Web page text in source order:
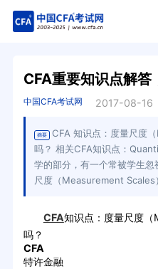
CFA重要知识点解
中国CFA考试网 2017-08-16
摘要
CFA 知识点：度量尺度
吗？ 相关CFA知识点：
学的部分，有一个常被学生
尺度（Measurement Scales
CFA知识点：度量尺度
吗？
CFA
特许金融